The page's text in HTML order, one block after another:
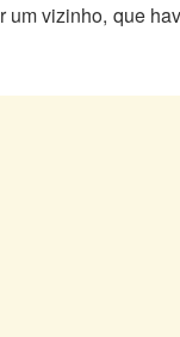
um vizinho, que